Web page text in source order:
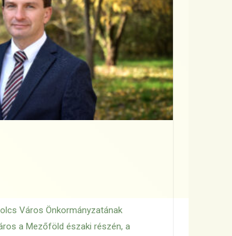
ÜLÉSEK JEGYZŐKÖNYVEI
Önkormányzata Képviselő-
24-i rendes nyílt ülésének
Város Önkormányzatának
a Mezőföld északi részén, a